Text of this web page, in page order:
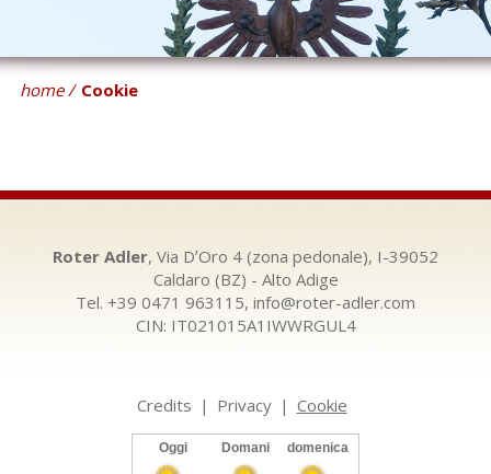
home Cookie
Roter Adler, Via DʼOro 4 (zona pedonale), I-39052
Caldaro (BZ) - Alto Adige
Tel. +39 0471 963115, info@roter-adler.com
CIN: IT021015A1IWWRGUL4
Credits | Privacy | Cookie
Oggi Domani domenica